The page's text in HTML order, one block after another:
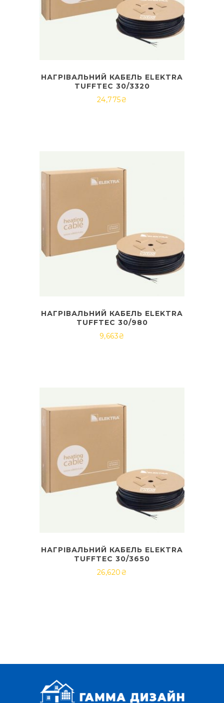
НАГРІВАЛЬНИЙ КАБЕЛЬ ELEKTRA
TUFFTEC 30/3320
24,775₴
НАГРІВАЛЬНИЙ КАБЕЛЬ ELEKTRA
TUFFTEC 30/980
9,663₴
НАГРІВАЛЬНИЙ КАБЕЛЬ ELEKTRA
TUFFTEC 30/3650
26,620₴